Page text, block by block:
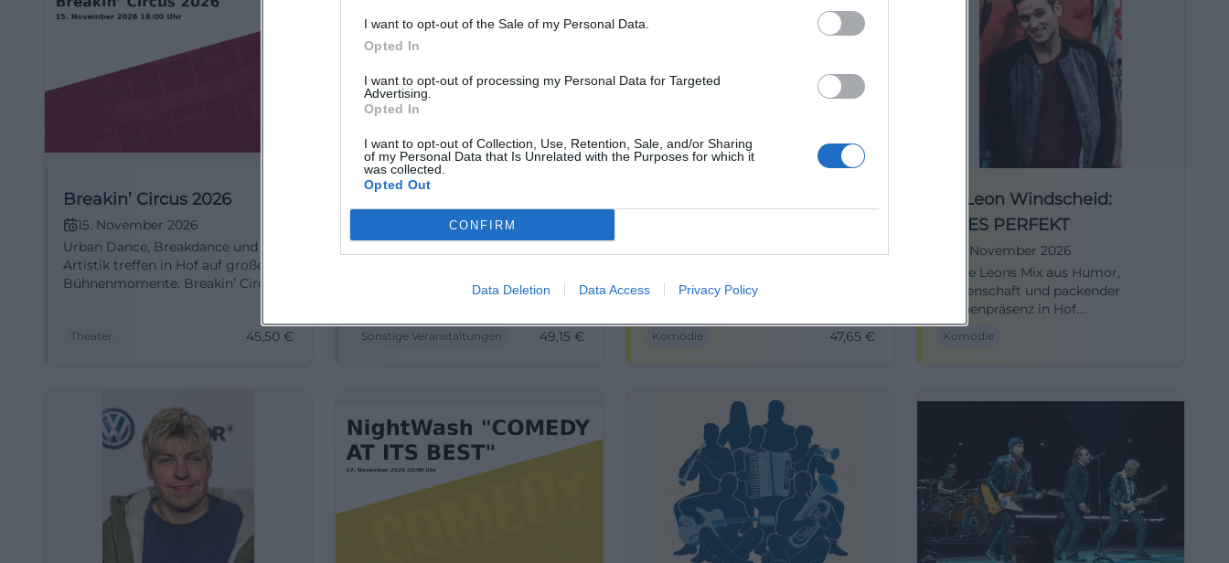
I want to opt-out of the Sale of my Personal Data.
Opted In
I want to opt-out of processing my Personal Data for Targeted
Advertising.
Opted In
I want to opt-out of Collection, Use, Retention, Sale, and/or Sharing
of my Personal Data that Is Unrelated with the Purposes for which it
was collected.
Opted Out
CONFIRM
Data Deletion Data Access Privacy Policy
Breakin’ Circus 2026
15. November 2026
Urban Dance, Breakdance und
Artistik treffen in Hof auf große
Bühnenmomente. Breakin’ Circus
und Showkunst pur. #BreakinCircus
Theater 45,50 €
Mission Erde Live
17. November 2026
Naturbilder und Gänsehaut in Hof:
Mission Erde Live mit starken
Geschichten. 17.11.2026, ab 49,15 €.
Sonstige Veranstaltungen 49,15 €
18. November 2026
Pointen, Tempo und ehrlicher
Freiheitshalle. 18.11.2026, ab 47,65 €.
#Comedy
Komödie 47,65 €
Dr. Leon Windscheid:
ALLES PERFEKT
19. November 2026
Erlebe Leons Mix aus Humor,
Wissenschaft und packender
Bühnenpräsenz in Hof.
Perfektionsdruck raus, gute Gefühle
rein – zwei Stunden, die Kopf und
Komödie